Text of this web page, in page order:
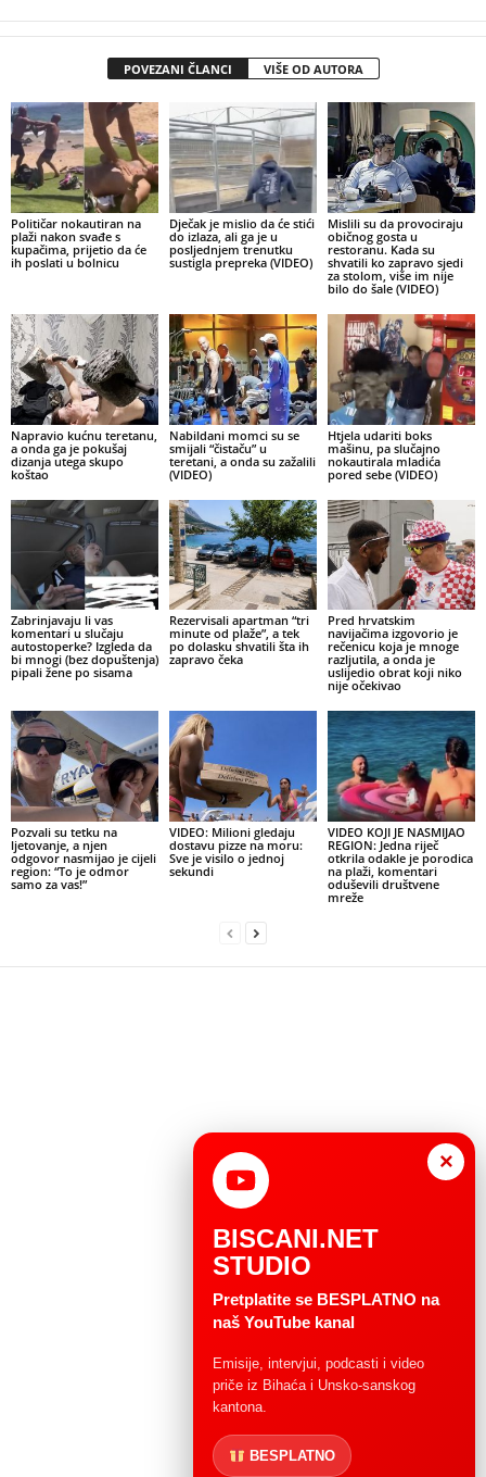
POVEZANI ČLANCI VIŠE OD AUTORA
Političar nokautiran na
plaži nakon svađe s
kupačima, prijetio da će
ih poslati u bolnicu
Dječak je mislio da će stići
do izlaza, ali ga je u
posljednjem trenutku
sustigla prepreka (VIDEO)
Mislili su da provociraju
običnog gosta u
restoranu. Kada su
shvatili ko zapravo sjedi
za stolom, više im nije
bilo do šale (VIDEO)
Napravio kućnu teretanu,
a onda ga je pokušaj
dizanja utega skupo
koštao
Nabildani momci su se
smijali “čistaču” u
teretani, a onda su zažalili
(VIDEO)
Htjela udariti boks
mašinu, pa slučajno
nokautirala mladića
pored sebe (VIDEO)
Zabrinjavaju li vas
komentari u slučaju
autostoperke? Izgleda da
bi mnogi (bez dopuštenja)
pipali žene po sisama
Rezervisali apartman “tri
minute od plaže”, a tek
po dolasku shvatili šta ih
zapravo čeka
Pred hrvatskim
navijačima izgovorio je
rečenicu koja je mnoge
razljutila, a onda je
uslijedio obrat koji niko
nije očekivao
Pozvali su tetku na
ljetovanje, a njen
odgovor nasmijao je cijeli
region: “To je odmor
samo za vas!”
VIDEO: Milioni gledaju
dostavu pizze na moru:
Sve je visilo o jednoj
sekundi
VIDEO KOJI JE NASMIJAO
REGION: Jedna riječ
otkrila odakle je porodica
na plaži, komentari
oduševili društvene
mreže
×
BISCANI.NET
STUDIO
Pretplatite se BESPLATNO na
naš YouTube kanal
Emisije, intervjui, podcasti i video
priče iz Bihaća i Unsko-sanskog
kantona.
BESPLATNO